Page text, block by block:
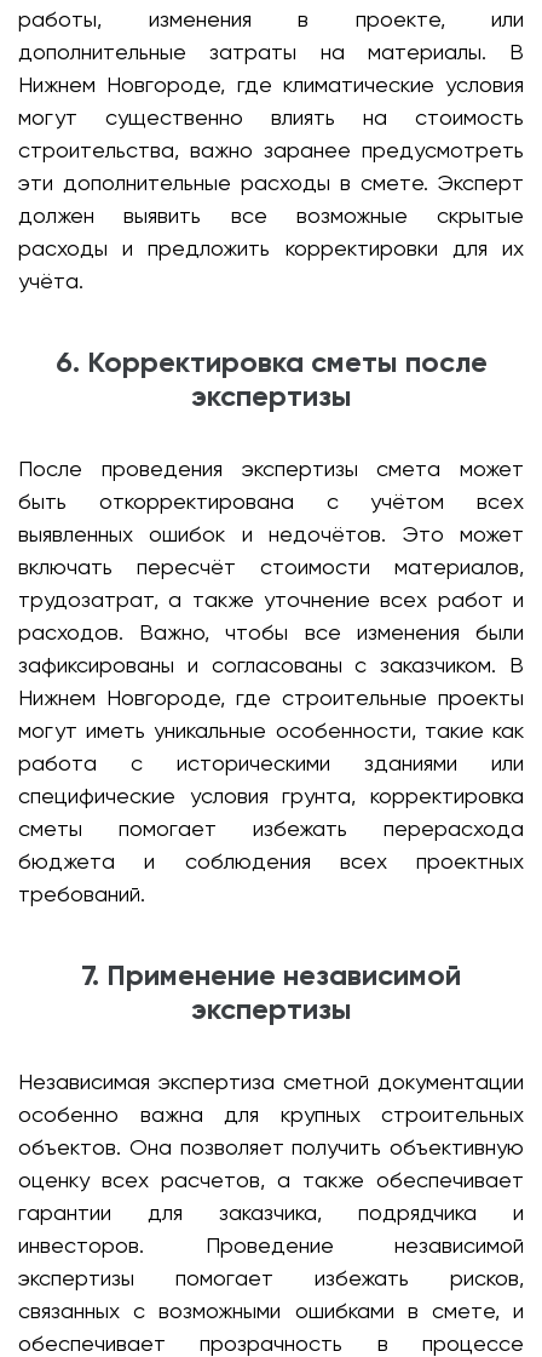
работы, изменения в проекте, или
дополнительные затраты на материалы. В
Нижнем Новгороде, где климатические условия
могут существенно влиять на стоимость
строительства, важно заранее предусмотреть
эти дополнительные расходы в смете. Эксперт
должен выявить все возможные скрытые
расходы и предложить корректировки для их
учёта.
6. Корректировка сметы после
экспертизы
После проведения экспертизы смета может
быть откорректирована с учётом всех
выявленных ошибок и недочётов. Это может
включать пересчёт стоимости материалов,
трудозатрат, а также уточнение всех работ и
расходов. Важно, чтобы все изменения были
зафиксированы и согласованы с заказчиком. В
Нижнем Новгороде, где строительные проекты
могут иметь уникальные особенности, такие как
работа с историческими зданиями или
специфические условия грунта, корректировка
сметы помогает избежать перерасхода
бюджета и соблюдения всех проектных
требований.
7. Применение независимой
экспертизы
Независимая экспертиза сметной документации
особенно важна для крупных строительных
объектов. Она позволяет получить объективную
оценку всех расчетов, а также обеспечивает
гарантии для заказчика, подрядчика и
инвесторов. Проведение независимой
экспертизы помогает избежать рисков,
связанных с возможными ошибками в смете, и
обеспечивает прозрачность в процессе